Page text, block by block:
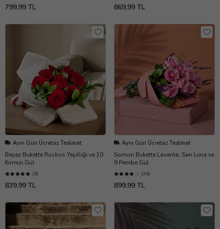
799,99 TL 869,99 TL
Aynı Gün Ücretsiz Teslimat
Beyaz Bukette Ruskos Yeşilliği ve 10
Kırmızı Gül
(8)
839,99 TL
Aynı Gün Ücretsiz Teslimat
Somon Bukette Lavanta, Sarı Luna ve
9 Pembe Gül
(36)
899,99 TL